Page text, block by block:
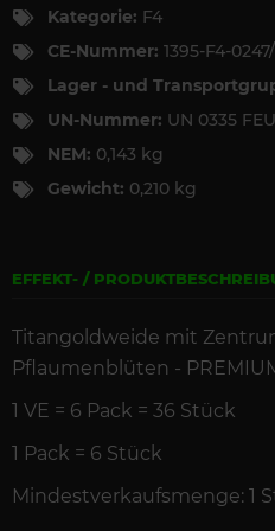
Kategorie: F4
CE-Nummer: 1395-F4-
Lager - und
UN-Nummer: UN 0335
NEM: 0,143 kg
Gewicht: 0,210 kg
EFFEKT- /
Titangoldweide mit
Pflaumenblüten -
1 VE = 6 Pack = 36 Stück
1 Pack = 6 Stück
Mindestverkaufsmenge: 1